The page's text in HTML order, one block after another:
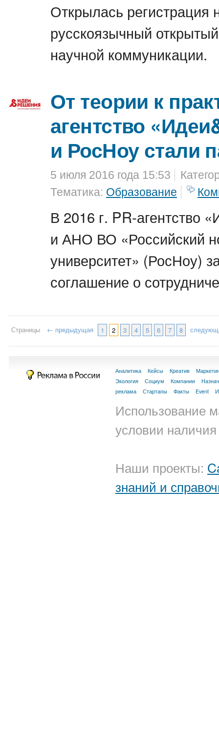
Открылась регистрация
русскоязычный
научной коммуникации.
От теории к
агентство
и РосНоу стали
5 июля 2016 года 15:53
Тематика: Образование
В 2016 г. PR-агентство
и АНО ВО «Российский
университет» (РосНоу)
соглашение о
Страницы ← предыдущая 1 2 3 4 5 6 7 8
Аналитика Кейсы Креатив
Экология
Социум Компании
реклама
Стартапы Факты Event
Использование
условии
Наши проекты:
знаний и